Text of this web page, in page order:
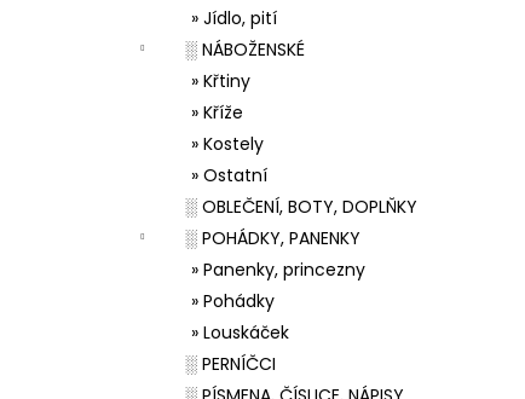
» Jídlo, pití
░ NÁBOŽENSKÉ
» Křtiny
» Kříže
» Kostely
» Ostatní
░ OBLEČENÍ, BOTY, DOPLŇKY
░ POHÁDKY, PANENKY
» Panenky, princezny
» Pohádky
» Louskáček
░ PERNÍČCI